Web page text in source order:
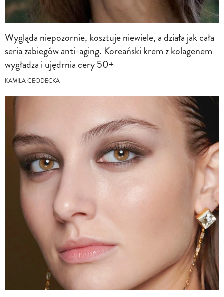
Wygląda niepozornie, kosztuje niewiele, a działa jak cała
seria zabiegów anti-aging. Koreański krem z kolagenem
wygładza i ujędrnia cery 50+
KAMILA GEODECKA